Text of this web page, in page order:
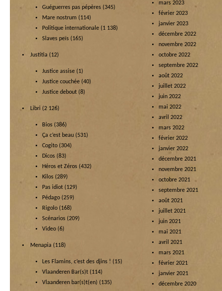
Guéguerres pas pépères (345)
Mare nostrum (114)
Politique internationale (1 138)
Slaves peïs (165)
Justitia (12)
Justice assise (1)
Justice couchée (40)
Justice debout (8)
Libri (2 126)
Bios (386)
Ça c’est beau (531)
Cogito (304)
Dicos (83)
Héros et Zéros (432)
Kilos (289)
Pas idiot (129)
Pédago (259)
Rigolo (168)
Scénarios (209)
Video (6)
Menapia (118)
Les Flamins, c’est des djins ! (15)
Vlaanderen Bar(s)t (114)
Vlaanderen bar(s)t(en) (135)
mars 2023
février 2023
janvier 2023
décembre 2022
novembre 2022
octobre 2022
septembre 2022
août 2022
juillet 2022
juin 2022
mai 2022
avril 2022
mars 2022
février 2022
janvier 2022
décembre 2021
novembre 2021
octobre 2021
septembre 2021
août 2021
juillet 2021
juin 2021
mai 2021
avril 2021
mars 2021
février 2021
janvier 2021
décembre 2020